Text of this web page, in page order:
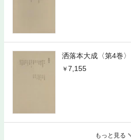
洒落本大成〈第4巻〉
7,155
もっと見る